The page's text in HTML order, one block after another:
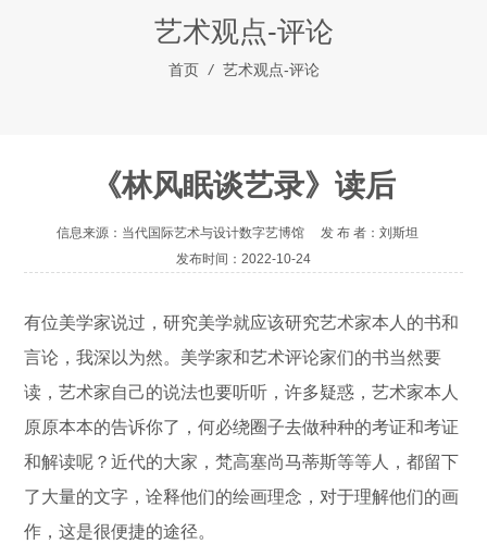
艺术观点-评论
首页 / 艺术观点-评论
《林风眠谈艺录》读后
信息来源：当代国际艺术与设计数字艺博馆 发 布 者：刘斯坦
发布时间：2022-10-24
有位美学家说过，研究美学就应该研究艺术家本人的书和
言论，我深以为然。美学家和艺术评论家们的书当然要
读，艺术家自己的说法也要听听，许多疑惑，艺术家本人
原原本本的告诉你了，何必绕圈子去做种种的考证和考证
和解读呢？近代的大家，梵高塞尚马蒂斯等等人，都留下
了大量的文字，诠释他们的绘画理念，对于理解他们的画
作，这是很便捷的途径。